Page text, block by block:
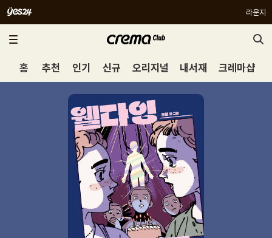
라운지
홈 추천 인기 신규 오리지널 내서재 크레마샵